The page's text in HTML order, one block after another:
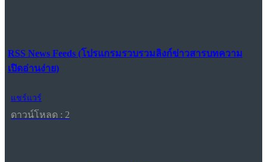
RSS News Feeds (โปรแกรมรวบรวมลิงก์ข่าวสารบทความ
เปิดอ่านง่าย)
แชร์แวร์
ดาวน์โหลด : 2